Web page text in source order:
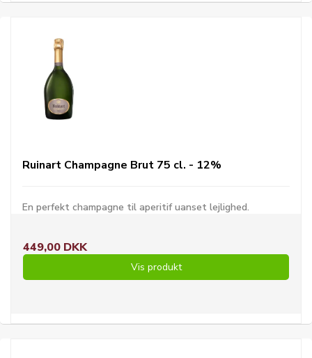
Ruinart Champagne Brut 75 cl. - 12%
En perfekt champagne til aperitif uanset lejlighed.
449,00 DKK
Vis produkt